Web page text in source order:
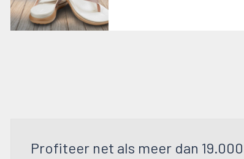
Profiteer net als meer dan 19.000